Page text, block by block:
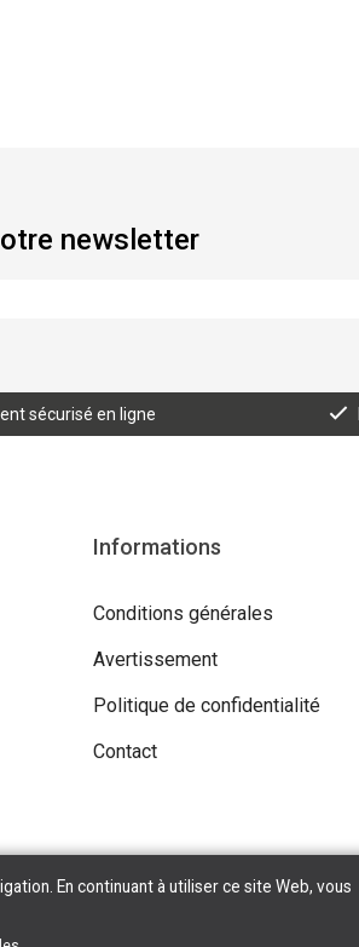
newsletter
sécurisé en ligne
Informations
Conditions générales
Avertissement
Politique de confidentialité
Contact
All Rights Reserved | Powered By
En continuant à utiliser ce site Web, vous